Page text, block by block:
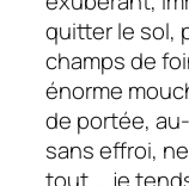
quitter le sol,
champs de
énorme
de portée,
sans effroi,